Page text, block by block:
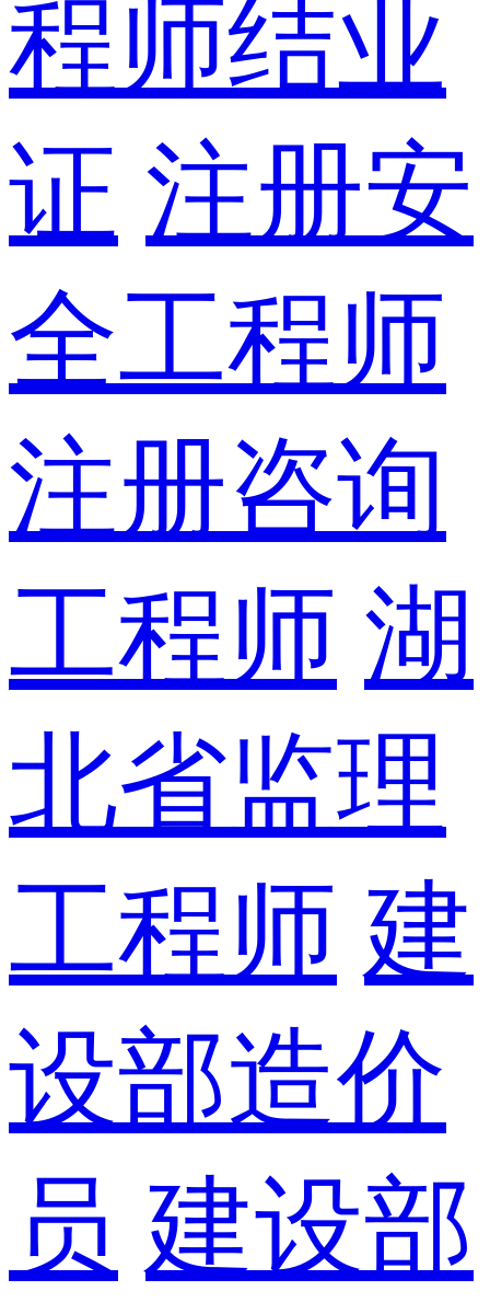
程师结业
证 注册安
全工程师
注册咨询
工程师 湖
北省监理
工程师 建
设部造价
员 建设部